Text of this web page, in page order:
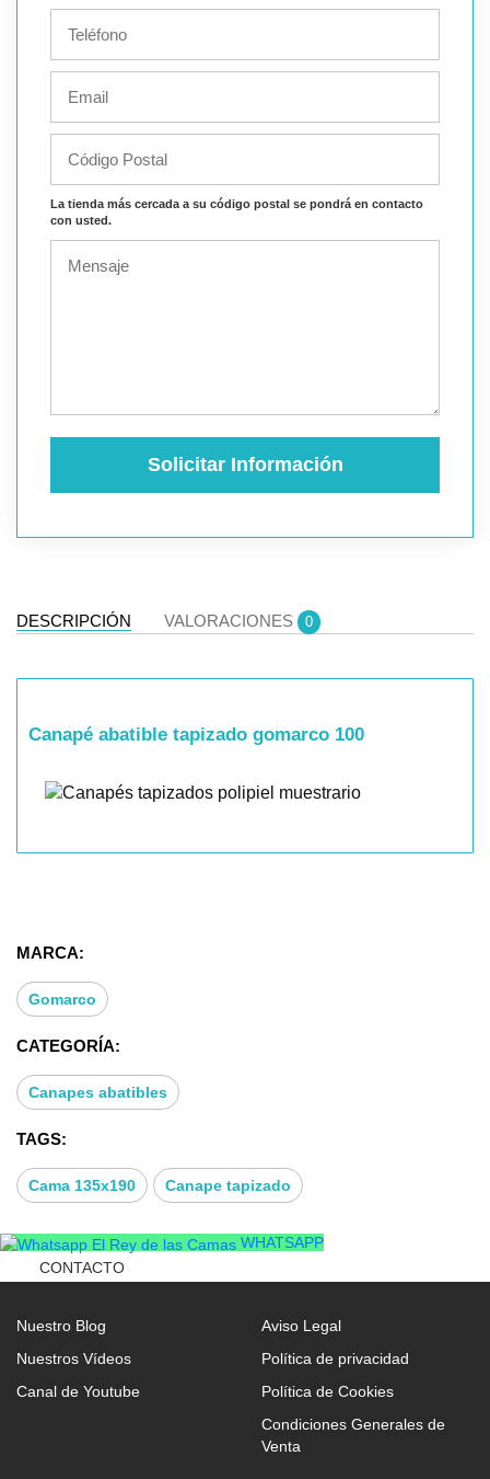
La tienda más cercada a su código postal se pondrá en contacto
con usted.
Solicitar Información
DESCRIPCIÓN VALORACIONES 0
Canapé abatible tapizado gomarco 100
MARCA:
Gomarco
CATEGORÍA:
Canapes abatibles
TAGS:
Cama 135x190 Canape tapizado
WHATSAPP
CONTACTO
Nuestro Blog
Nuestros Vídeos
Canal de Youtube
Aviso Legal
Política de privacidad
Política de Cookies
Condiciones Generales de
Venta